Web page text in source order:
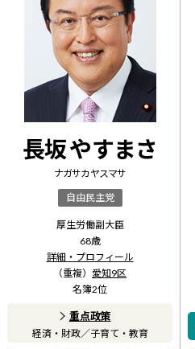
長坂 やすまさ
ナガサカ ヤスマサ
自由民主党
厚生労働副大臣
68歳
詳細・プロフィール
（重複） 愛知9区
名簿2位
重点政策
経済・財政／子育て・教育